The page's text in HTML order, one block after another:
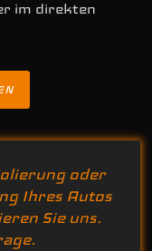
im direkten
oder
Ihres Autos
Sie uns.